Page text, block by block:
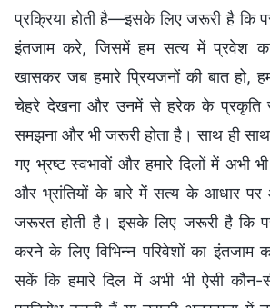
प्रक्रिया होती है—इसके लिए जरूरी है कि
इंतजाम करे, जिसमें हम सत्य में प्रवेश
खासकर जब हमारे प्रियजनों की बात हो,
चेहरे देखना और उनमें से हरेक के प्रकृति
समझना और भी जरूरी होता है। साथ ही
गए भ्रष्ट स्वभावों और हमारे दिलों में अभी
और भ्रांतियों के बारे में सत्य के आधार
जरूरत होती है। इसके लिए जरूरी है कि
करने के लिए विभिन्न परिवेशों का इंतजाम
सकें कि हमारे दिल में अभी भी ऐसी